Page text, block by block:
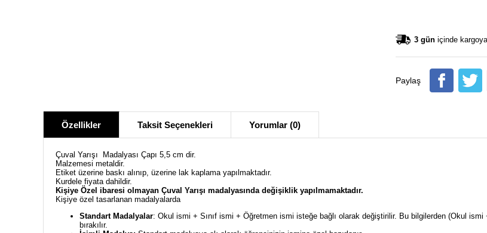
3 gün içinde
Paylaş
Özellikler Taksit Seçenekleri Yorumlar (0)
Çuval Yarışı Madalyası Çapı 5,5 cm dir.
Malzemesi metaldir.
Etiket üzerine baskı alınıp, üzerine lak kaplama yapılmaktadır.
Kurdele fiyata dahildir.
Kişiye Özel ibaresi olmayan Çuval Yarışı madalyasında değişiklik yapılmamaktadır.
Kişiye özel tasarlanan madalyalarda
Standart Madalyalar: Okul ismi + Sınıf ismi + Öğretmen ismi isteğe bağlı olarak değiştirilir. Bu bilgilerden (Okul
bırakılır.